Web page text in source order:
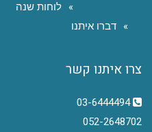
לוחות שנה
דברו איתנו
צרו איתנו קשר
03-6444494
052-2648702